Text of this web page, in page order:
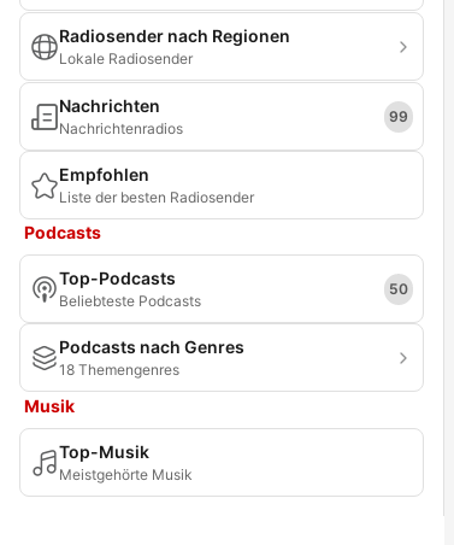
Radiosender nach Regionen
Lokale Radiosender
Nachrichten
Nachrichtenradios
99
Empfohlen
Liste der besten Radiosender
Podcasts
Top-Podcasts
Beliebteste Podcasts
50
Podcasts nach Genres
18 Themengenres
Musik
Top-Musik
Meistgehörte Musik